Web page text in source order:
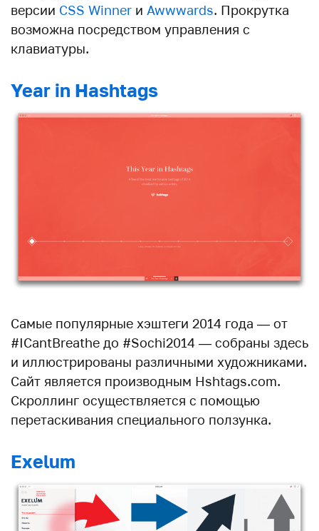
версии CSS Winner и Awwwards. Прокрутка
возможна посредством управления с
клавиатуры.
Year in Hashtags
Самые популярные хэштеги 2014 года — от
#ICantBreathe до #Sochi2014 — собраны здесь
и иллюстрированы различными художниками.
Сайт является производным Hshtags.com.
Скроллинг осуществляется с помощью
перетаскивания специального ползунка.
Exelum